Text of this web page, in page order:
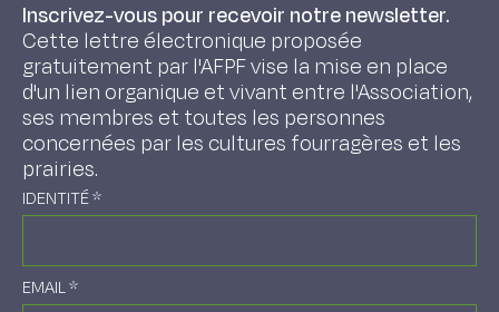
Inscrivez-vous pour recevoir notre newsletter.
Cette lettre électronique proposée
gratuitement par l'AFPF vise la mise en place
d'un lien organique et vivant entre l'Association,
ses membres et toutes les personnes
concernées par les cultures fourragères et les
prairies.
IDENTITÉ*
EMAIL*